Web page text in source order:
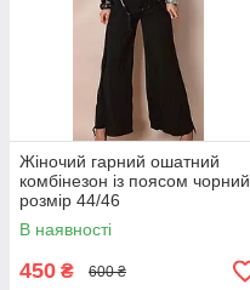
Жіночий гарний ошатний
комбінезон із поясом чорний,
розмір 44/46
В наявності
450 ₴ 600 ₴